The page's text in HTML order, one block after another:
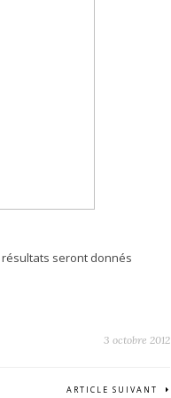
seront donnés
3 octobre 2012
ARTICLE SUIVANT